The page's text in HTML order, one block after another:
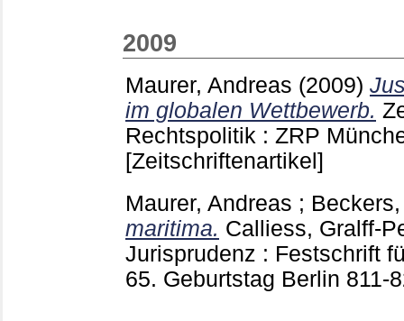
2009
Maurer, Andreas (2009)
im globalen Wettbewerb.
Rechtspolitik : ZRP
[Zeitschriftenartikel]
Maurer, Andreas ;
maritima. Calliess, Gralff-
Jurisprudenz : Festschrift
65. Geburtstag Berlin 811-